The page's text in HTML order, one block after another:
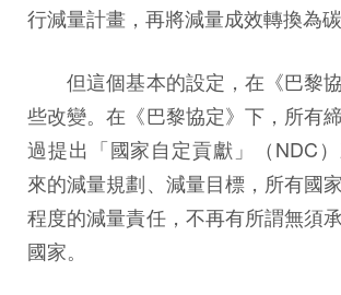
行減量計畫，再將減量成效轉換為碳
但這個基本的設定，在《巴黎
些改變。在《巴黎協定》下，所有
過提出「國家自定貢獻」（NDC
來的減量規劃、減量目標，所有國
程度的減量責任，不再有所謂無須
國家。